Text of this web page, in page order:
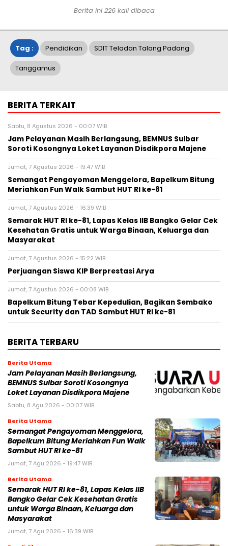
Berita ini 226kali dibaca
Tag : Pendidikan SDIT Teladan Talang Padang
Tanggamus
BERITA TERKAIT
Sabtu, 8 Agustus 2026 - 00:07 WIB
Jam Pelayanan Masih Berlangsung, BEMNUS Sulbar
Soroti Kosongnya Loket Layanan Disdikpora Majene
Jumat, 7 Agustus 2026 - 19:47 WIB
Semangat Pengayoman Menggelora, Bapelkum Bitung
Meriahkan Fun Walk Sambut HUT RI ke-81
Jumat, 7 Agustus 2026 - 16:39 WIB
Semarak HUT RI ke-81, Lapas Kelas IIB Bangko Gelar Cek
Kesehatan Gratis untuk Warga Binaan, Keluarga dan
Masyarakat
Jumat, 7 Agustus 2026 - 15:22 WIB
Perjuangan Siswa KIP Berprestasi Arya
Jumat, 7 Agustus 2026 - 00:08 WIB
Bapelkum Bitung Tebar Kepedulian, Bagikan Sembako
untuk Security dan TAD Sambut HUT RI ke-81
BERITA TERBARU
Berita Utama
Jam Pelayanan Masih Berlangsung,
BEMNUS Sulbar Soroti Kosongnya
Loket Layanan Disdikpora Majene
Sabtu, 8 Agu 2026 - 00:07 WIB
Berita Utama
Semangat Pengayoman Menggelora,
Bapelkum Bitung Meriahkan Fun Walk
Sambut HUT RI ke-81
Jumat, 7 Agu 2026 - 19:47 WIB
Berita Utama
Semarak HUT RI ke-81, Lapas Kelas IIB
Bangko Gelar Cek Kesehatan Gratis
untuk Warga Binaan, Keluarga dan
Masyarakat
Jumat, 7 Agu 2026 - 16:39 WIB